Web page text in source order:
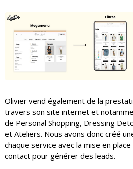
Olivier vend également de la
travers son site internet et
de Personal Shopping, Dressing
et Ateliers. Nous avons donc créé
chaque service avec la mise en place
contact pour générer des leads.